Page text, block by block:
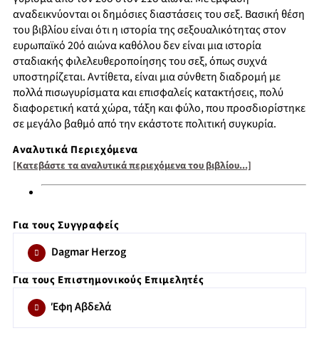
αναδεικνύονται οι δημόσιες διαστάσεις του σεξ. Βασική θέση
του βιβλίου είναι ότι η ιστορία της σεξουαλικότητας στον
ευρωπαϊκό 20ό αιώνα καθόλου δεν είναι μια ιστορία
σταδιακής φιλελευθεροποίησης του σεξ, όπως συχνά
υποστηρίζεται. Αντίθετα, είναι μια σύνθετη διαδρομή με
πολλά πισωγυρίσματα και επισφαλείς κατακτήσεις, πολύ
διαφορετική κατά χώρα, τάξη και φύλο, που προσδιορίστηκε
σε μεγάλο βαθμό από την εκάστοτε πολιτική συγκυρία.
Αναλυτικά Περιεχόμενα
[Κατεβάστε τα αναλυτικά περιεχόμενα του βιβλίου...]
Για τους Συγγραφείς
Dagmar Herzog
Για τους Επιστημονικούς Επιμελητές
Έφη Αβδελά